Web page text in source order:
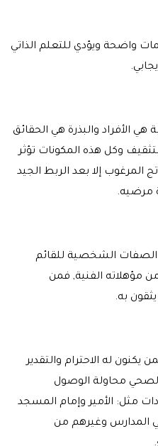
واضحة ويؤدي للتعلم الذاتي
هي الأفراد والبذرة هي الحقائق
وكل هذه المكونات تؤثر
المرغوب إلا بعد الربط الجيد
مرضيه.
الصفات الشخصية للقائم
مؤهلاته الفنية, فمن
به.
يكنون له الاحترام والتقدير
محاولة الوصول
مثل: الأمير وإمام المسجد
المدارس وغيرهم من